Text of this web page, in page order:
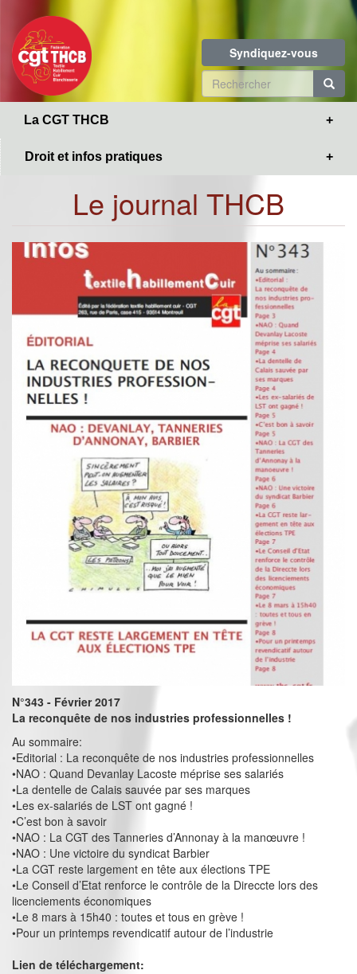
contenu
principal
Syndiquez-vous
Formulaire
de
La CGT THCB
Droit et infos pratiques
Le journal THCB
N°343 - Février 2017
La reconquête de nos industries professionnelles !
Au sommaire:
•Editorial : La reconquête de nos industries professionnelles
•NAO : Quand Devanlay Lacoste méprise ses salariés
•La dentelle de Calais sauvée par ses marques
•Les ex-salariés de LST ont gagné !
•C’est bon à savoir
•NAO : La CGT des Tanneries d’Annonay à la manœuvre !
•NAO : Une victoire du syndicat Barbier
•La CGT reste largement en tête aux élections TPE
•Le Conseil d’Etat renforce le contrôle de la Direccte lors des
licenciements économiques
•Le 8 mars à 15h40 : toutes et tous en grève !
•Pour un printemps revendicatif autour de l’industrie
Lien de téléchargement: